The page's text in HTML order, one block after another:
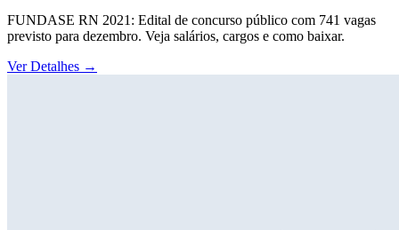
FUNDASE RN 2021: Edital de concurso público com 741 vagas
previsto para dezembro. Veja salários, cargos e como baixar.
Ver Detalhes →